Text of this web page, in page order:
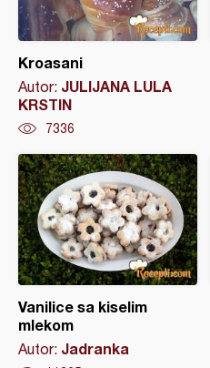
Kroasani
Autor: JULIJANA LULA
KRSTIN
7336
Vanilice sa kiselim
mlekom
Autor: Jadranka